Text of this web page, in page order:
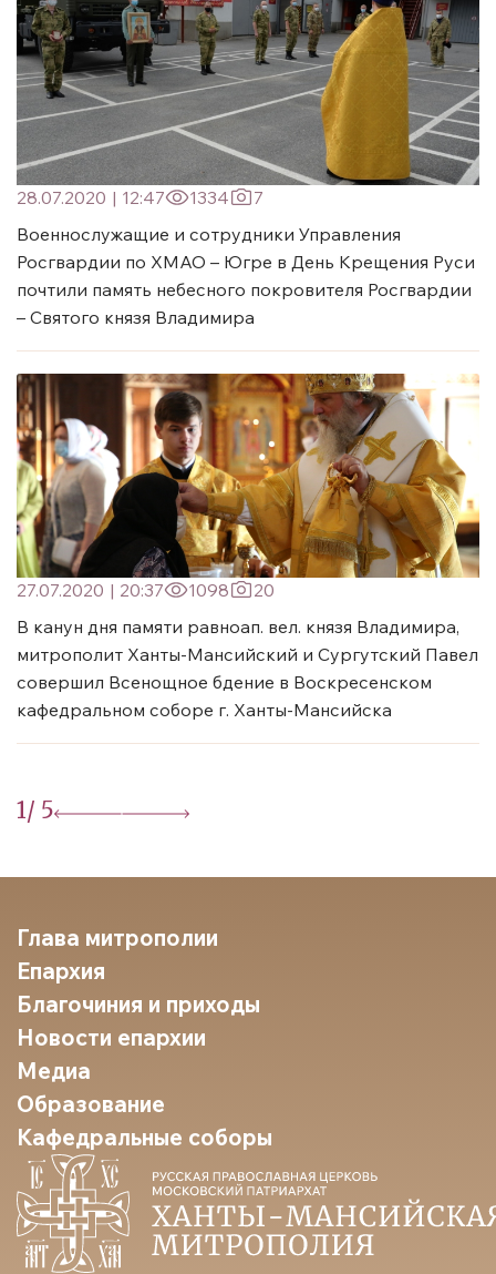
28.07.2020 | 12:47 1334
7
Военнослужащие и сотрудники Управления
Росгвардии по ХМАО – Югре в День Крещения Руси
почтили память небесного покровителя Росгвардии
– Святого князя Владимира
27.07.2020 | 20:37 1098
20
В канун дня памяти равноап. вел. князя Владимира,
митрополит Ханты-Мансийский и Сургутский Павел
совершил Всенощное бдение в Воскресенском
кафедральном соборе г. Ханты-Мансийска
1/ 5
Глава митрополии
Епархия
Благочиния и приходы
Новости епархии
Медиа
Образование
Кафедральные соборы